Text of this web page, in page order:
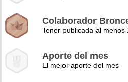
Colaborador
Tener publicada al menos
Aporte del mes
El mejor aporte del mes